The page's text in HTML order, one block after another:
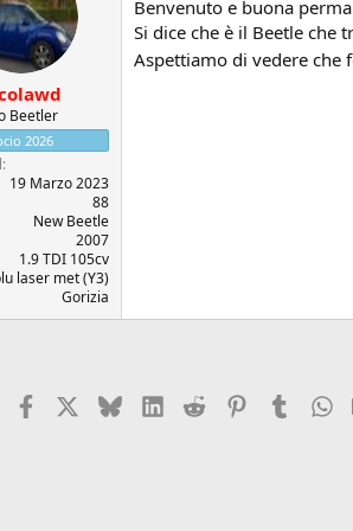
Beetler
2026
19 Marzo 2023
88
New Beetle
2007
1.9 TDI 105cv
laser met (Y3)
Gorizia
Benvenuto e buona
Si dice che è il Beetle che
Aspettiamo di vedere che
FacebookX (Twitter)
BlueskyLinkedInReddit PinterestTumblr